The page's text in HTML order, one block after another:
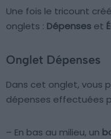
Une fois le tricount
onglets : Dépenses et
Onglet Dépenses
Dans cet onglet, vous
dépenses effectuées
– En bas au milieu, un